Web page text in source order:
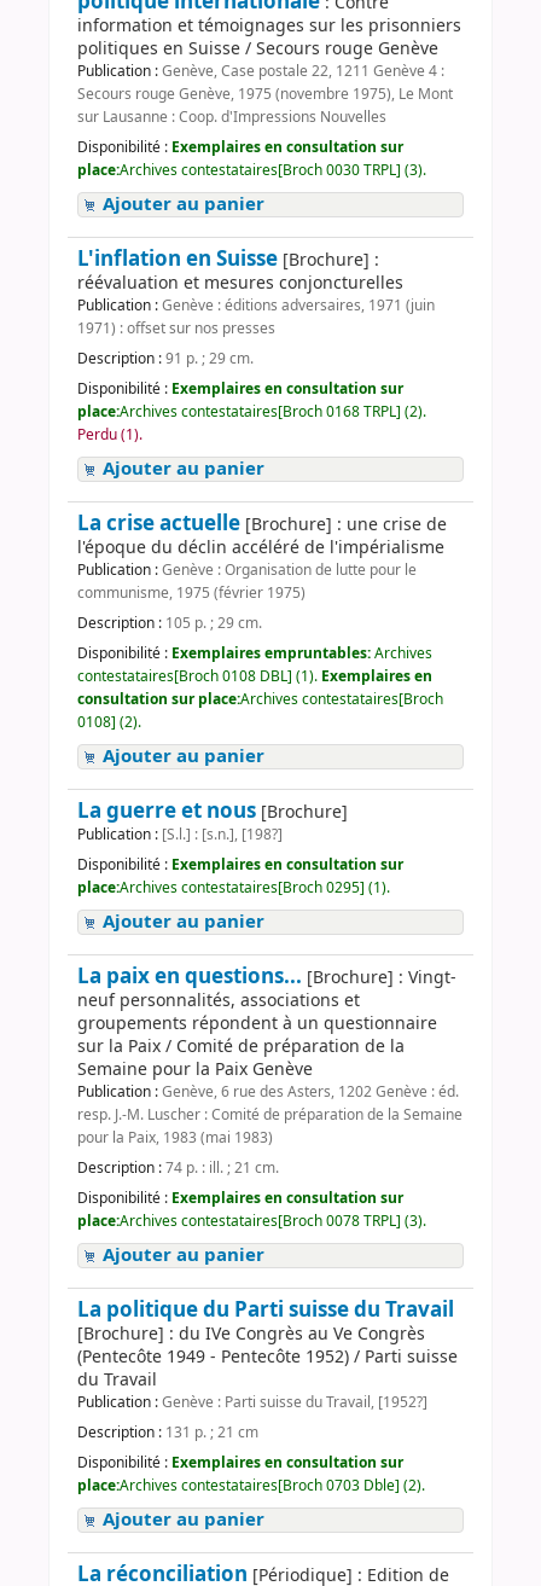
information et témoignages sur les prisonniers
politiques en Suisse / Secours rouge Genève
Publication :Genève, Case postale 22, 1211 Genève 4 :
Secours rouge Genève, 1975 (novembre 1975), Le Mont
sur Lausanne : Coop. d'Impressions Nouvelles
Disponibilité : Exemplaires en consultation sur
place:Archives contestataires[Broch 0030 TRPL] (3).
Ajouter au panier
L'inflation en Suisse [Brochure] :
réévaluation et mesures conjoncturelles
Publication :Genève : éditions adversaires, 1971 (juin
1971) : offset sur nos presses
Description :91 p. ; 29 cm.
Disponibilité : Exemplaires en consultation sur
place:Archives contestataires[Broch 0168 TRPL] (2).
Perdu (1).
Ajouter au panier
La crise actuelle [Brochure] : une crise de
l'époque du déclin accéléré de l'impérialisme
Publication :Genève : Organisation de lutte pour le
communisme, 1975 (février 1975)
Description : 105 p. ; 29 cm.
Disponibilité : Exemplaires empruntables:Archives
contestataires[Broch 0108 DBL] (1). Exemplaires en
consultation sur place:Archives contestataires[Broch
0108] (2).
Ajouter au panier
La guerre et nous [Brochure]
Publication : [S.l.] : [s.n.], [198?]
Disponibilité : Exemplaires en consultation sur
place:Archives contestataires[Broch 0295] (1).
Ajouter au panier
La paix en questions... [Brochure] : Vingt-
neuf personnalités, associations et
groupements répondent à un questionnaire
sur la Paix / Comité de préparation de la
Semaine pour la Paix Genève
Publication :Genève, 6 rue des Asters, 1202 Genève : éd.
resp. J.-M. Luscher : Comité de préparation de la Semaine
pour la Paix, 1983 (mai 1983)
Description :74 p. : ill. ; 21 cm.
Disponibilité : Exemplaires en consultation sur
place:Archives contestataires[Broch 0078 TRPL] (3).
Ajouter au panier
La politique du Parti suisse du Travail
[Brochure] : du IVe Congrès au Ve Congrès
(Pentecôte 1949 - Pentecôte 1952) / Parti suisse
du Travail
Publication :Genève : Parti suisse du Travail, [1952?]
Description : 131 p. ; 21 cm
Disponibilité : Exemplaires en consultation sur
place:Archives contestataires[Broch 0703 Dble] (2).
Ajouter au panier
La réconciliation [Périodique] : Edition de